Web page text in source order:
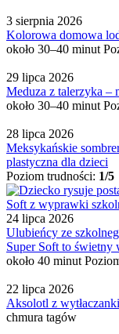
3 sierpnia 2026
Kolorowa domowa
około 30–40 minut
29 lipca 2026
Meduza z talerzyka –
około 30–40 minut
28 lipca 2026
Meksykańskie
plastyczna dla dzieci
Poziom trudności: 1/5
24 lipca 2026
Ulubieńcy ze
Super Soft to świetny
około 40 minut
22 lipca 2026
Aksolotl z
chmura tagów